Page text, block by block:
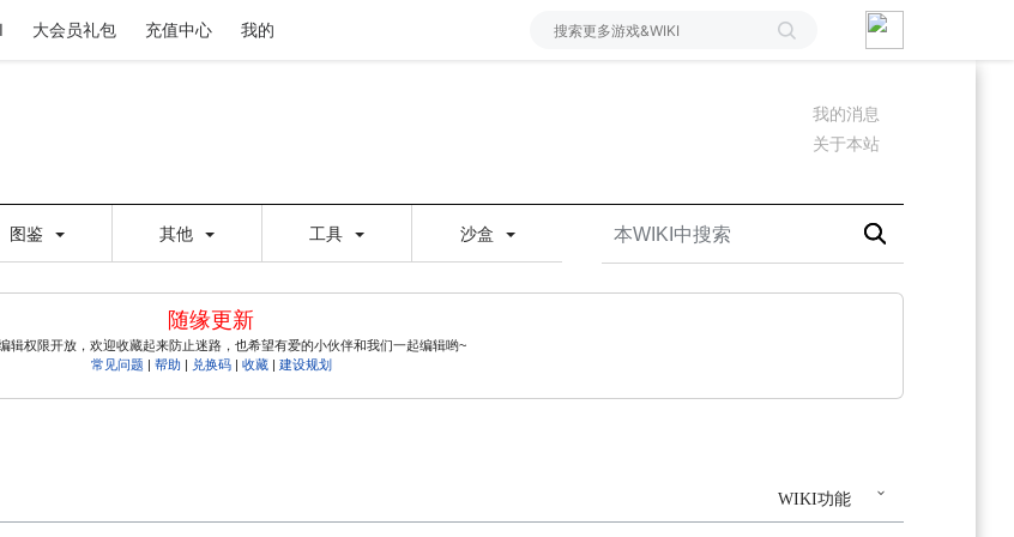
大会员礼包 充值中心 我的
我的消息
关于本站
图鉴 其他 工具 沙盒
随缘更新
辑权限开放，欢迎收藏起来防止迷路，也希望有爱的小伙伴和我们一起编辑哟~
常见问题 | 帮助 | 兑换码| 收藏| 建设规划
WIKI功能